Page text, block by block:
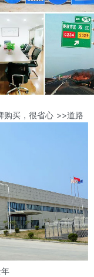
购买，很省心 >>道路